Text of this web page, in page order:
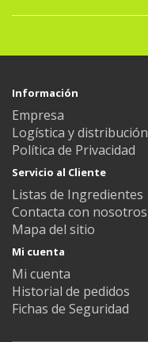
Información
Empresa
Logística y distribución
Política de Privacidad
Servicio al Cliente
Listas de Ingredientes
Contacta con nosotros
Mapa del sitio
Mi cuenta
Mi cuenta
Historial de pedidos
Fichas de Seguridad